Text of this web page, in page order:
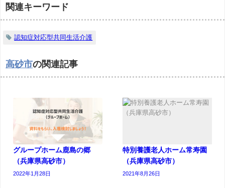
関連キーワード
認知症対応型共同生活介護
高砂市の関連記事
グループホーム鹿島の郷
（兵庫県高砂市）
2022年1月28日
特別養護老人ホーム常寿園
（兵庫県高砂市）
2021年8月26日